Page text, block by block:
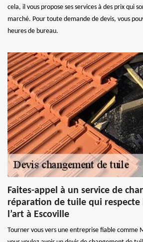
cela, il vous propose ses services à des prix qui
marché. Pour toute demande de devis, vous
heures de bureau.
Faites-appel à un service de
réparation de tuile qui respecte
l’art à Escoville
Tourner vous vers une entreprise fiable comme